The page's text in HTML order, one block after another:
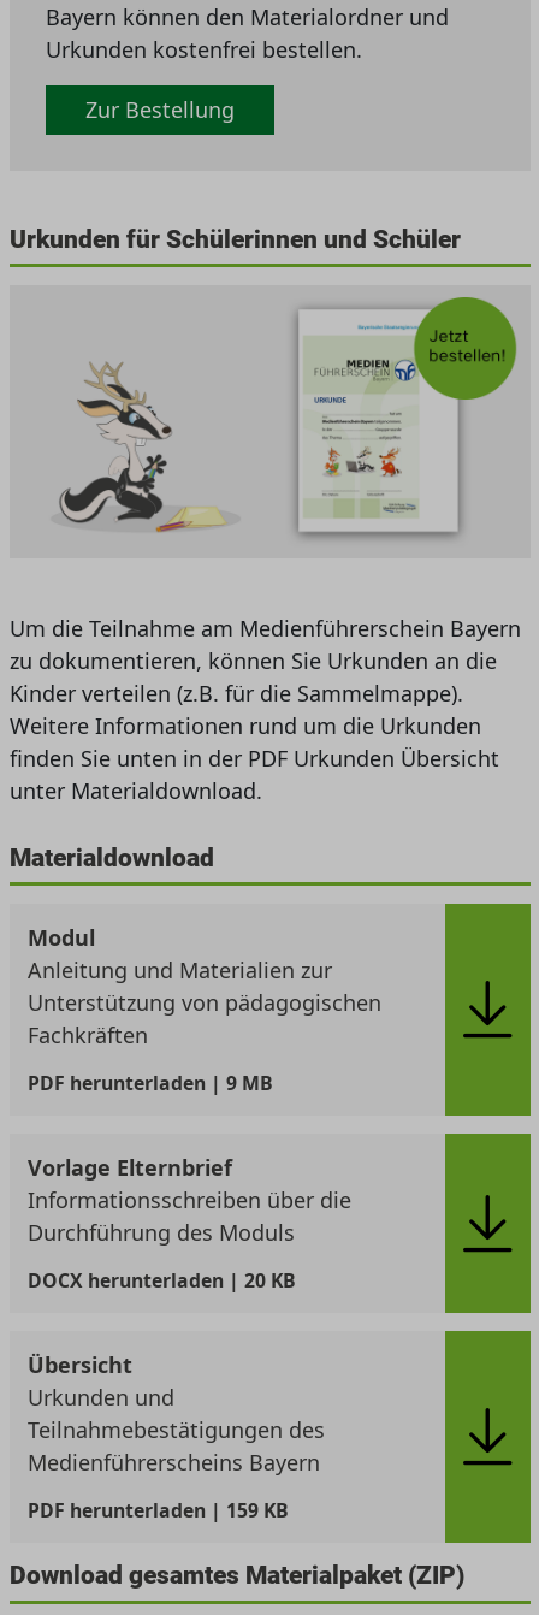
Bayern können den Materialordner und
Urkunden kostenfrei bestellen.
Zur Bestellung
Urkunden für Schülerinnen und Schüler
Um die Teilnahme am Medienführerschein Bayern
zu dokumentieren, können Sie Urkunden an die
Kinder verteilen (z.B. für die Sammelmappe).
Weitere Informationen rund um die Urkunden
finden Sie unten in der PDF Urkunden Übersicht
unter Materialdownload.
Materialdownload
Modul
Anleitung und Materialien zur
Unterstützung von pädagogischen
Fachkräften
PDF herunterladen | 9 MB
Vorlage Elternbrief
Informationsschreiben über die
Durchführung des Moduls
DOCXherunterladen | 20 KB
Übersicht
Urkunden und
Teilnahmebestätigungen des
Medienführerscheins Bayern
PDF herunterladen | 159 KB
Download gesamtes Materialpaket (ZIP)